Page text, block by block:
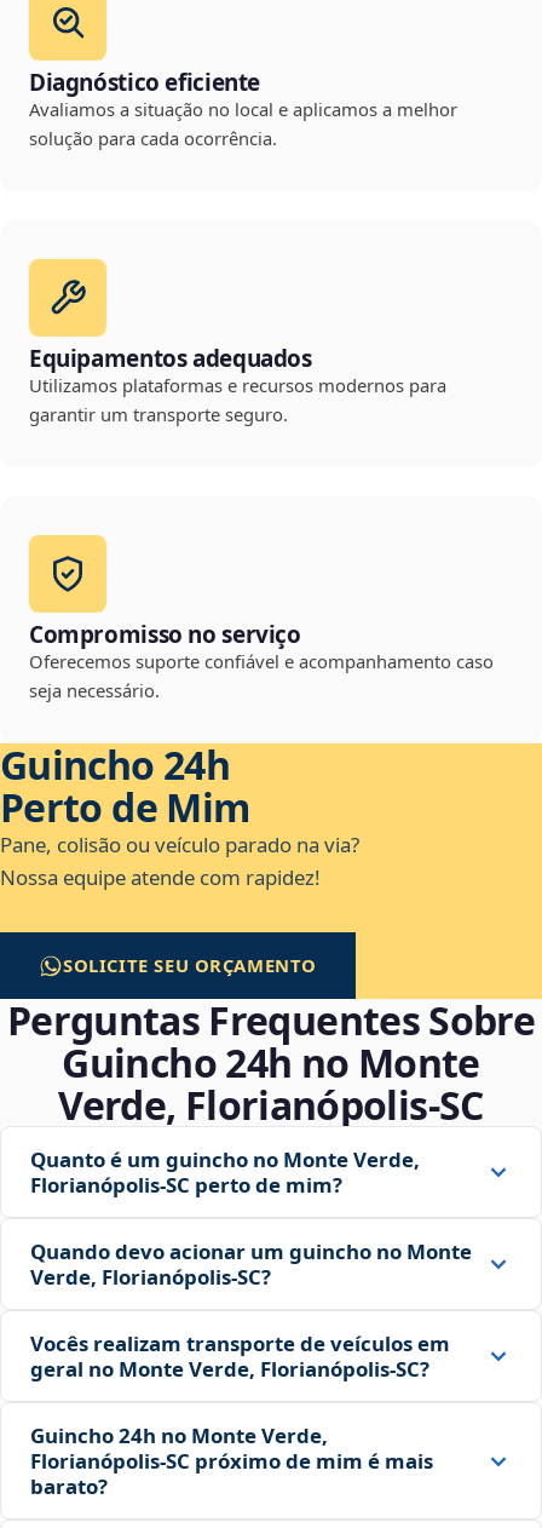
Diagnóstico eficiente
Avaliamos a situação no local e aplicamos a melhor
solução para cada ocorrência.
Equipamentos adequados
Utilizamos plataformas e recursos modernos para
garantir um transporte seguro.
Compromisso no serviço
Oferecemos suporte confiável e acompanhamento caso
seja necessário.
Guincho 24h
Perto de Mim
Pane, colisão ou veículo parado na via?
Nossa equipe atende com rapidez!
SOLICITE SEU ORÇAMENTO
Perguntas Frequentes Sobre
Guincho 24h no Monte
Verde, Florianópolis‑SC
Quanto é um guincho no Monte Verde,
Florianópolis‑SC perto de mim?
Quando devo acionar um guincho no Monte
Verde, Florianópolis‑SC?
Vocês realizam transporte de veículos em
geral no Monte Verde, Florianópolis‑SC?
Guincho 24h no Monte Verde,
Florianópolis‑SC próximo de mim é mais
barato?